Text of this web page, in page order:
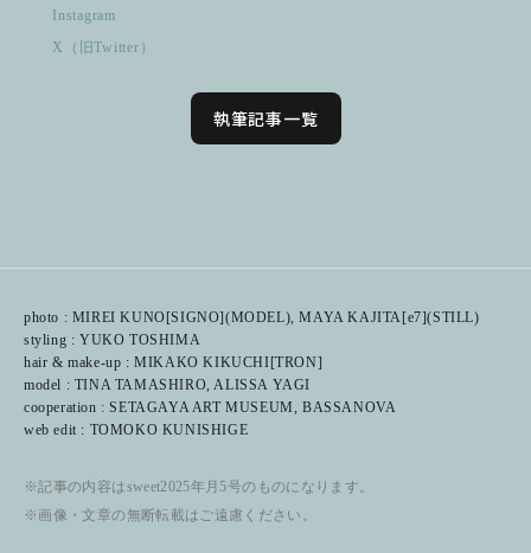
Instagram
X（旧Twitter）
執筆記事一覧
photo : MIREI KUNO[SIGNO](MODEL), MAYA KAJITA[e7](STILL)
styling : YUKO TOSHIMA
hair & make-up : MIKAKO KIKUCHI[TRON]
model : TINA TAMASHIRO, ALISSA YAGI
cooperation : SETAGAYA ART MUSEUM, BASSANOVA
web edit : TOMOKO KUNISHIGE
※記事の内容はsweet2025年月5号のものになります。
※画像・文章の無断転載はご遠慮ください。